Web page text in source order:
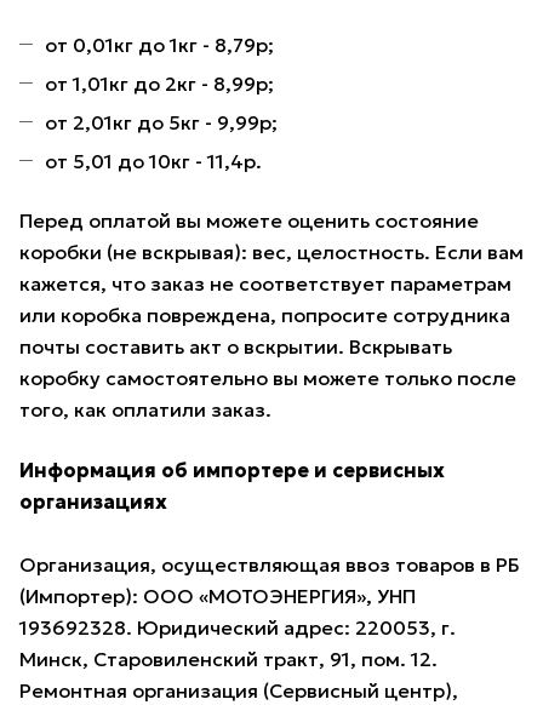
от 0,01кг до 1кг - 8,79р;
от 1,01кг до 2кг - 8,99р;
от 2,01кг до 5кг - 9,99р;
от 5,01 до 10кг - 11,4р.
Перед оплатой вы можете оценить состояние
коробки (не вскрывая): вес, целостность. Если вам
кажется, что заказ не соответствует параметрам
или коробка повреждена, попросите сотрудника
почты составить акт о вскрытии. Вскрывать
коробку самостоятельно вы можете только после
того, как оплатили заказ.
Информация об импортере и сервисных
организациях
Организация, осуществляющая ввоз товаров в РБ
(Импортер): ООО «МОТОЭНЕРГИЯ», УНП
193692328. Юридический адрес: 220053, г.
Минск, Старовиленский тракт, 91, пом. 12.
Ремонтная организация (Сервисный центр),